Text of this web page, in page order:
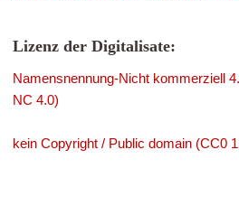
Lizenz der Digitalisate:
Namensnennung-Nicht kommerziell
NC 4.0)
kein Copyright / Public domain (CC0